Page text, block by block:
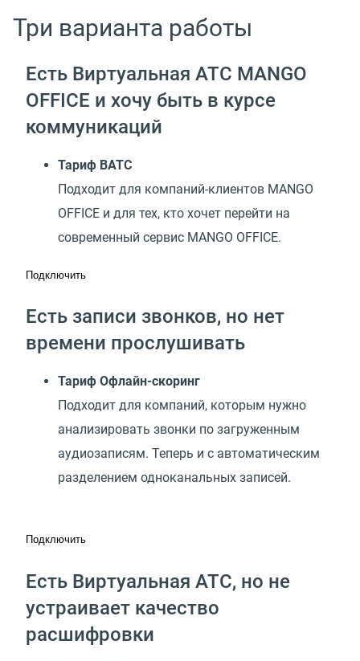
Три варианта работы
Есть Виртуальная АТС MANGO
OFFICE и хочу быть в курсе
коммуникаций
Тариф ВАТС
Подходит для компаний-клиентов MANGO
OFFICE и для тех, кто хочет перейти на
современный сервис MANGO OFFICE.
Подключить
Есть записи звонков, но нет
времени прослушивать
Тариф Офлайн-скоринг
Подходит для компаний, которым нужно
анализировать звонки по загруженным
аудиозаписям. Теперь и с автоматическим
разделением одноканальных записей.
Подключить
Есть Виртуальная АТС, но не
устраивает качество
расшифровки